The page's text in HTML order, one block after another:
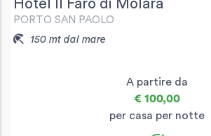
Hotel Il Faro di Molara
PORTO SAN PAOLO
150 mt dal mare
A partire da
€ 100,00
per casa per notte